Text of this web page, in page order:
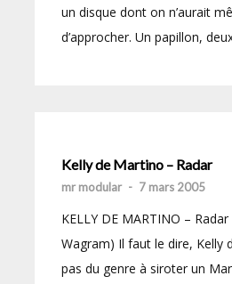
un disque dont on n’aurait
d’approcher. Un papillon,
Kelly de Martino – Radar
mr modular - 7 mars 2005
KELLY DE MARTINO –
Wagram) Il faut le dire, Kelly
pas du genre à siroter un